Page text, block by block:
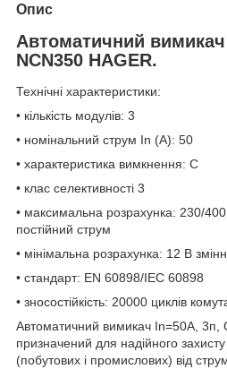
Опис
Автоматичний
NCN350 HAGER.
Технічні характеристики:
• кількість модулів: 3
• номінальний струм In (A): 50
• характеристика вимкнення: C
• клас селективності 3
• максимальна розрахунка: 230/
постійний струм
• мінімальна розрахунка: 12 В
• стандарт: EN 60898/IEC 60898
• зносостійкість: 20000 циклів
Автоматичний вимикач In=50А,
призначений для надійного
(побутових і промислових) від